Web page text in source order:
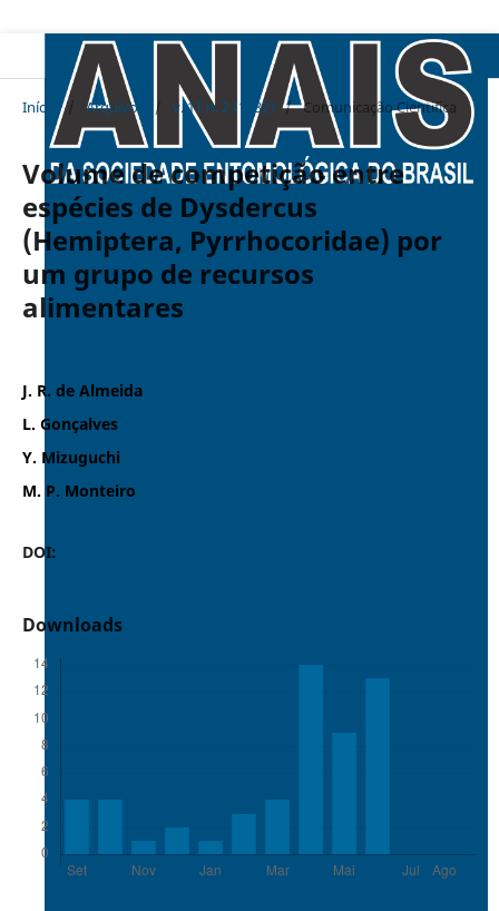
Início / Arquivos / v. 11 n. 2 (1982) / Comunicação Cientifica
Volume de competição entre
espécies de Dysdercus
(Hemiptera, Pyrrhocoridae) por
um grupo de recursos
alimentares
J. R. de Almeida
L. Gonçalves
Y. Mizuguchi
M. P. Monteiro
DOI:
Downloads